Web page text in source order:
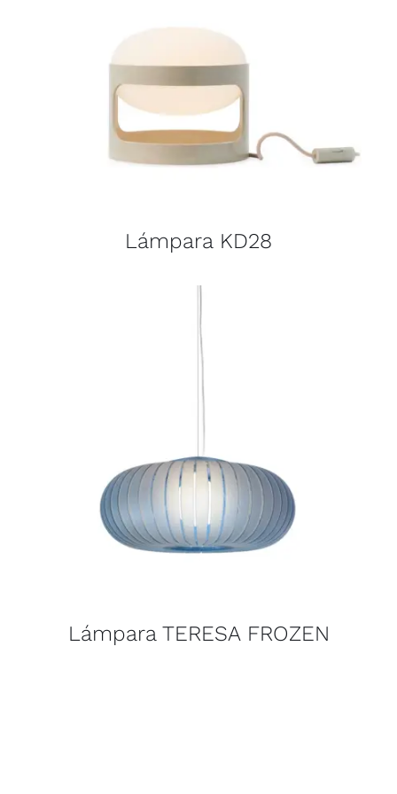
Lámpara KD28
Lámpara TERESA FROZEN